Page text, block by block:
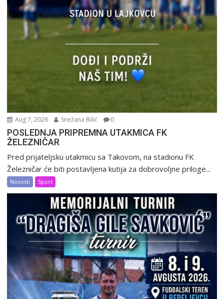
Aug 7, 2026 Snežana Bilić 0
POSLEDNJA PRIPREMNA UTAKMICA FK
ŽELEZNIČAR
Pred prijateljsku utakmicu sa Takovom, na stadionu FK
Železničar će biti postavljena kutija za dobrovoljne priloge...
Novosti Sport